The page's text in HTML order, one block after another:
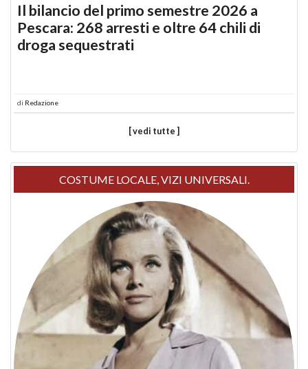
Il bilancio del primo semestre 2026 a
Pescara: 268 arresti e oltre 64 chili di
droga sequestrati
di Redazione
[ vedi tutte ]
COSTUME LOCALE, VIZI UNIVERSALI.